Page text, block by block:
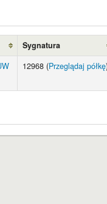
Sygnatura
12968 (Przeglądaj półkę